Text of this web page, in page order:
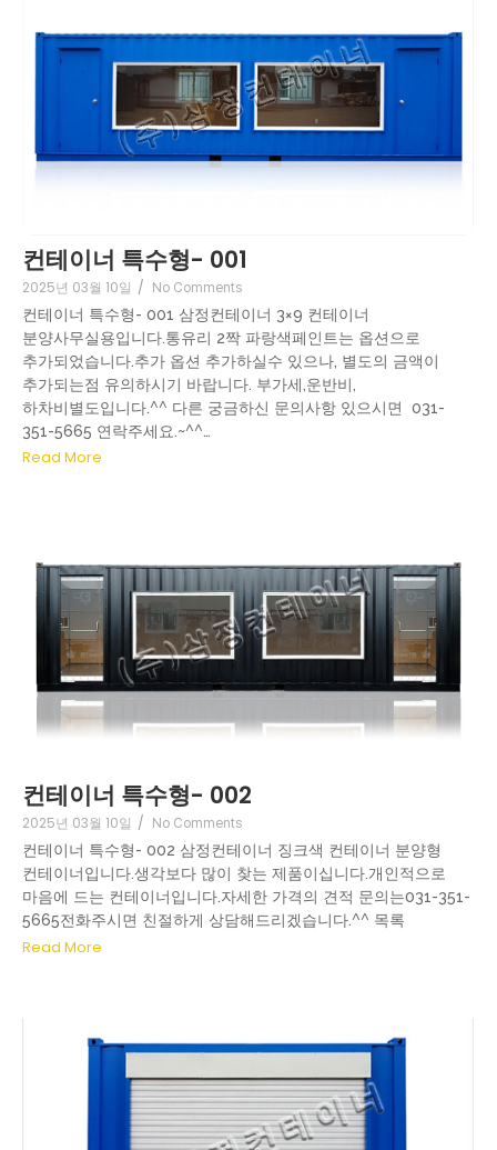
컨테이너 특수형- 001
2025년 03월 10일 / No Comments
컨테이너 특수형- 001 삼정컨테이너 3×9 컨테이너
분양사무실용입니다.통유리 2짝 파랑색페인트는 옵션으로
추가되었습니다.추가 옵션 추가하실수 있으나, 별도의 금액이
추가되는점 유의하시기 바랍니다. 부가세,운반비,
하차비별도입니다.^^ 다른 궁금하신 문의사항 있으시면 031-
351-5665 연락주세요.~^^…
Read More
컨테이너 특수형- 002
2025년 03월 10일 / No Comments
컨테이너 특수형- 002 삼정컨테이너 징크색 컨테이너 분양형
컨테이너입니다.생각보다 많이 찾는 제품이십니다.개인적으로
마음에 드는 컨테이너입니다.자세한 가격의 견적 문의는031-351-
5665전화주시면 친절하게 상담해드리겠습니다.^^ 목록
Read More